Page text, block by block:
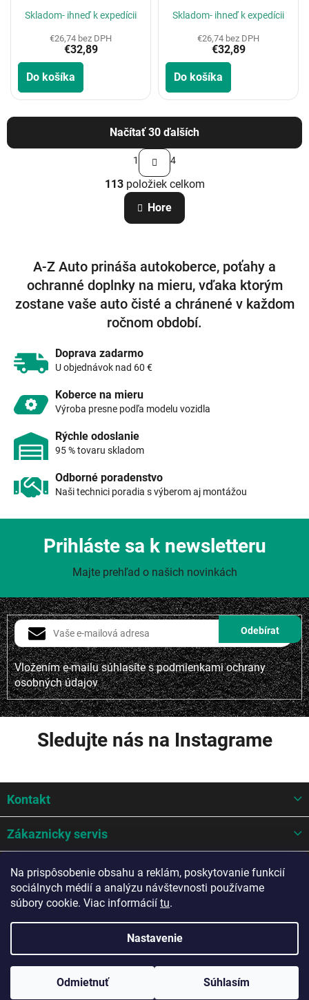
Na prispôsobenie obsahu a reklám, poskytovanie funkcií
sociálnych médií a analýzu návštevnosti používame
súbory cookie. Viac informácií tu.
Nastavenie
Odmietnuť Súhlasím
Skladom- ihneď k expedícii
€26,74 bez DPH
€32,89
Do košíka
Skladom- ihneď k expedícii
€26,74 bez DPH
€32,89
Do košíka
O
v
l
á
d
i
e
p
r
v
s
Načítať 30 ďalších
S
t
r
á
n
k
o
n
i
e
1 4
113položiek celkom
Hore
A-Z Auto prináša autokoberce, poťahy a
ochranné doplnky na mieru, vďaka ktorým
zostane vaše auto čisté a chránené v každom
ročnom období.
Doprava zadarmo
U objednávok nad 60 €
Koberce na mieru
Výroba presne podľa modelu vozidla
Rýchle odoslanie
95 % tovaru skladom
Odborné poradenstvo
Naši technici poradia s výberom aj montážou
Vložením e-mailu súhlasíte spodmienkami ochrany
osobných údajov
Prihláste sa k newsletteru
Majte prehľad o našich novinkách
Sledujte nás na Instagrame
p
t
Kontakt
Zákaznicky servis
Mohlo by sa hodit
Potrebujete poradiť?
Copyright 2026A-Z AUTO Slovakia s.r.o.. Všetky práva vyhradené.
Upraviť nastavenie cookies